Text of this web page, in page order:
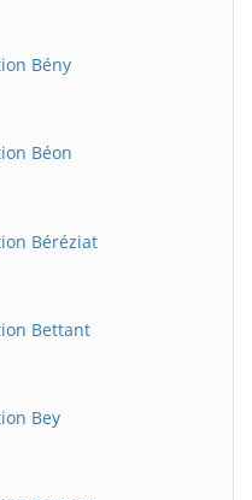
Bény
Béon
Béréziat
Bettant
Bey